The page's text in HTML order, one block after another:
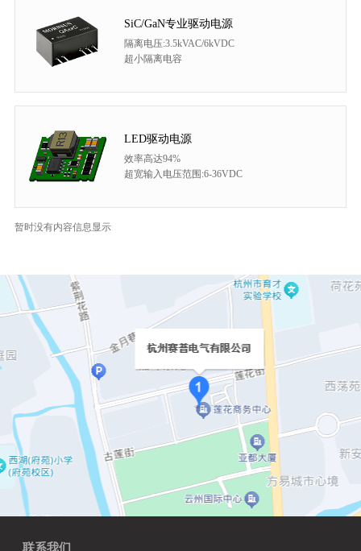
SiC/GaN专业驱动电源
隔离电压:3.5kVAC/6kVDC
超小隔离电容
LED驱动电源
效率高达94%
超宽输入电压范围:6-36VDC
暂时没有内容信息显示
联系我们